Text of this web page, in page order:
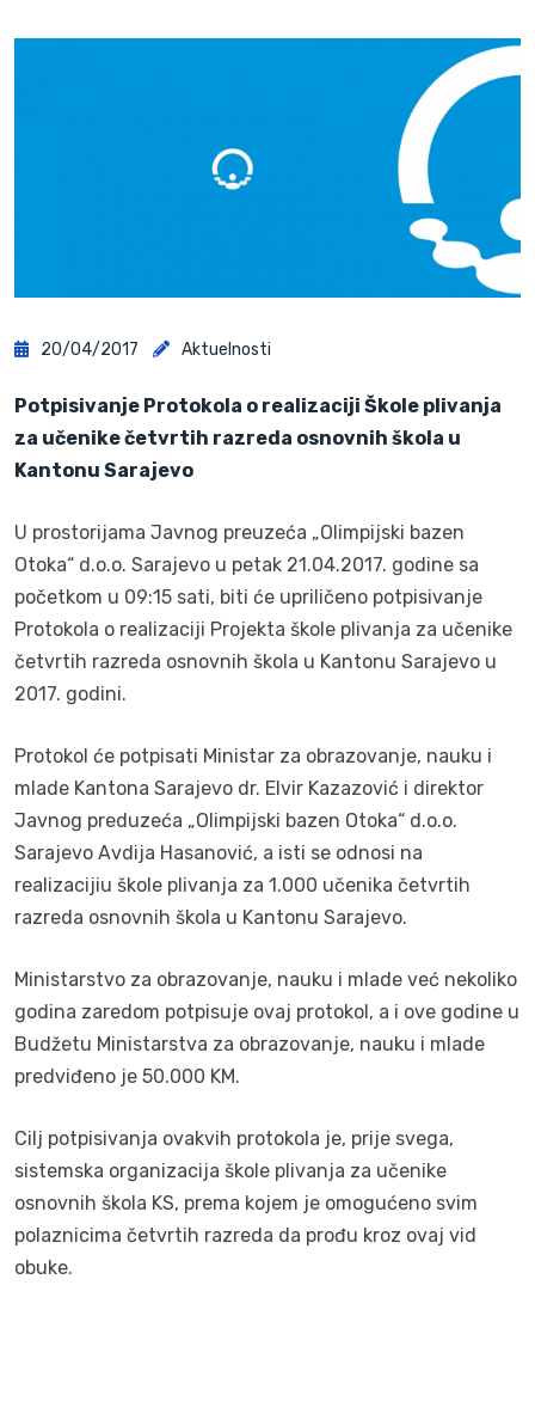
20/04/2017 Aktuelnosti
Potpisivanje Protokola o realizaciji Škole plivanja
za učenike četvrtih razreda osnovnih škola u
Kantonu Sarajevo
U prostorijama Javnog preuzeća „Olimpijski bazen
Otoka“ d.o.o. Sarajevo u petak 21.04.2017. godine sa
početkom u 09:15 sati, biti će upriličeno potpisivanje
Protokola o realizaciji Projekta škole plivanja za učenike
četvrtih razreda osnovnih škola u Kantonu Sarajevo u
2017. godini.
Protokol će potpisati Ministar za obrazovanje, nauku i
mlade Kantona Sarajevo dr. Elvir Kazazović i direktor
Javnog preduzeća „Olimpijski bazen Otoka“ d.o.o.
Sarajevo Avdija Hasanović, a isti se odnosi na
realizacijiu škole plivanja za 1.000 učenika četvrtih
razreda osnovnih škola u Kantonu Sarajevo.
Ministarstvo za obrazovanje, nauku i mlade već nekoliko
godina zaredom potpisuje ovaj protokol, a i ove godine u
Budžetu Ministarstva za obrazovanje, nauku i mlade
predviđeno je 50.000 KM.
Cilj potpisivanja ovakvih protokola je, prije svega,
sistemska organizacija škole plivanja za učenike
osnovnih škola KS, prema kojem je omogućeno svim
polaznicima četvrtih razreda da prođu kroz ovaj vid
obuke.